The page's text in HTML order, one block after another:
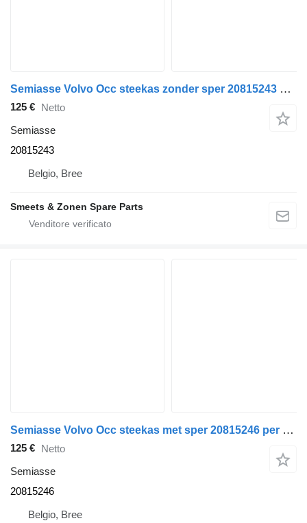
Semiasse Volvo Occ steekas zonder sper 20815243 per camion
125 € Netto
Semiasse
20815243
Belgio, Bree
Smeets & Zonen Spare Parts
Semiasse Volvo Occ steekas met sper 20815246 per camion
125 € Netto
Semiasse
20815246
Belgio, Bree